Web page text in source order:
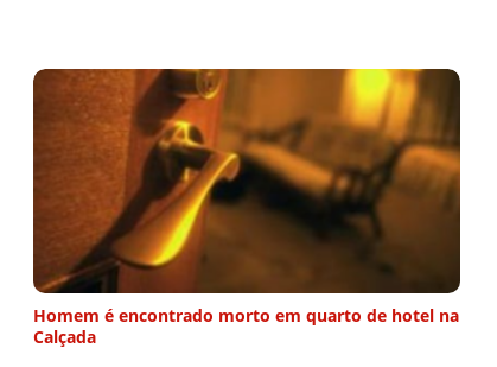
Homem é encontrado morto em quarto de hotel na
Calçada